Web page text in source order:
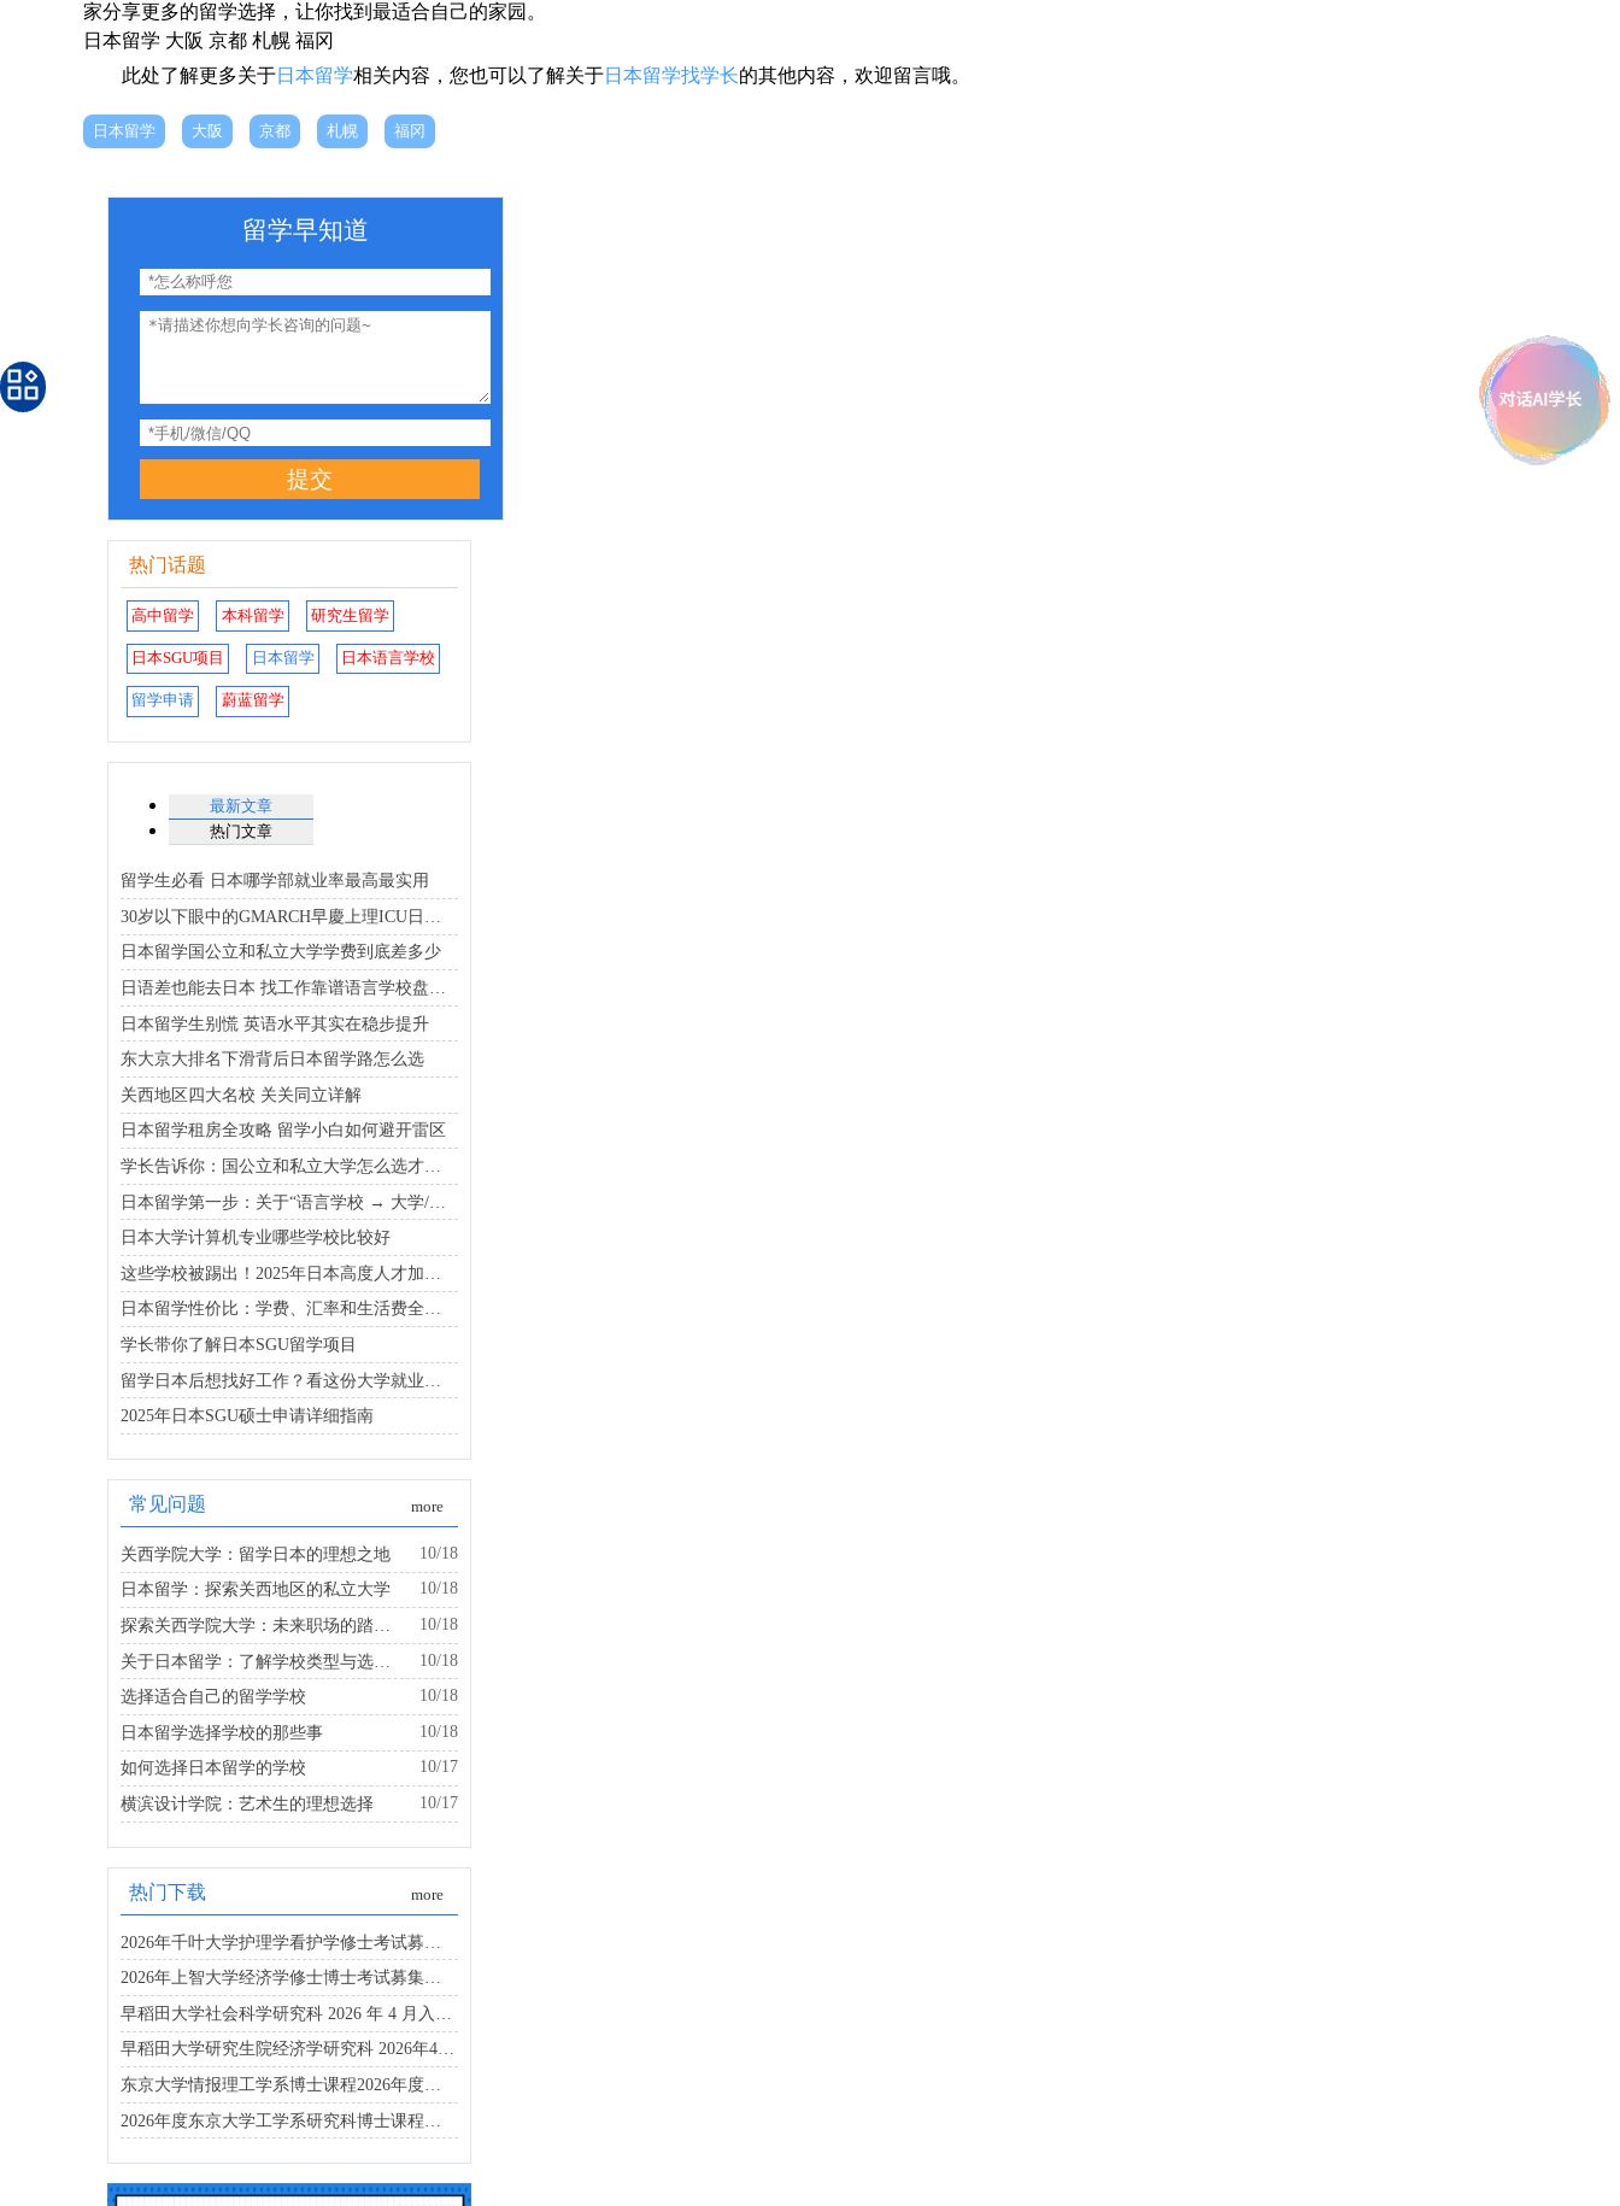
家分享更多的留学选择，让你找到最适合自己的家园。
日本留学 大阪 京都 札幌 福冈
此处了解更多关于日本留学相关内容，您也可以了解关于日本留学找学长的其他内容，欢迎留言哦。
日本留学 大阪 京都 札幌 福冈
留学早知道
提交
热门话题
高中留学 本科留学 研究生留学
日本SGU项目 日本留学 日本语言学校
留学申请 蔚蓝留学
最新文章
热门文章
留学生必看 日本哪学部就业率最高最实用
日本留学国公立和私立大学学费到底差多少
日本留学生别慌 英语水平其实在稳步提升
东大京大排名下滑背后日本留学路怎么选
关西地区四大名校 关关同立详解
日本留学租房全攻略 留学小白如何避开雷区
日本大学计算机专业哪些学校比较好
日本留学性价比：学费、汇率和生活费全公开
学长带你了解日本SGU留学项目
2025年日本SGU硕士申请详细指南
常见问题 more
关西学院大学：留学日本的理想之地
10/18
日本留学：探索关西地区的私立大学
10/18
10/18
10/18
选择适合自己的留学学校
10/18
日本留学选择学校的那些事
10/18
如何选择日本留学的学校
10/17
横滨设计学院：艺术生的理想选择
10/17
热门下载 more
早稻田大学研究生院经济学研究科 2026年4月入学考试指南